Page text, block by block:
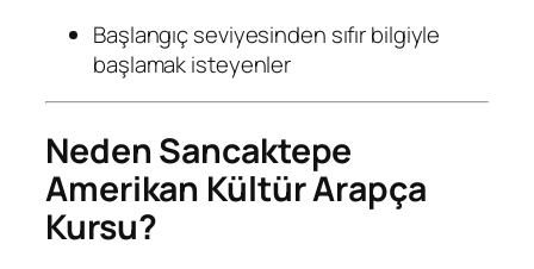
Başlangıç seviyesinden sıfır bilgiyle
başlamak isteyenler
Neden Sancaktepe
Amerikan Kültür Arapça
Kursu?